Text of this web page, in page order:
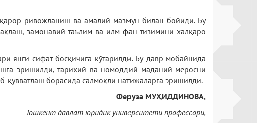
ривожланиш ва амалий мазмун билан бойиди. Бу
замонавий таълим ва илм-фан тизимини халқаро
янги сифат босқичига кўтарилди. Бу давр мобайнида
эришилди, тарихий ва номоддий маданий меросни
борасида салмоқли натижаларга эришилди.
Феруза МУҲИДДИНОВА,
Тошкент давлат юридик университети профессори,